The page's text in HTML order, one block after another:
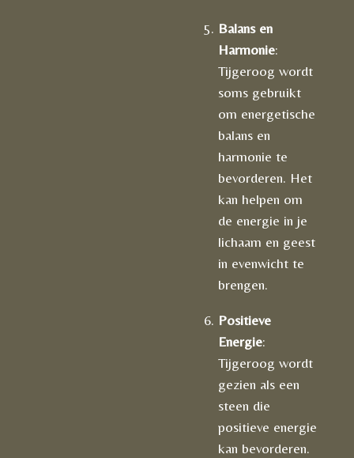
Balans en
Harmonie:
Tijgeroog wordt
soms gebruikt
om energetische
balans en
harmonie te
bevorderen. Het
kan helpen om
de energie in je
lichaam en geest
in evenwicht te
brengen.
Positieve
Energie:
Tijgeroog wordt
gezien als een
steen die
positieve energie
kan bevorderen.